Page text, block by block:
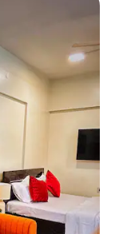
gostov«